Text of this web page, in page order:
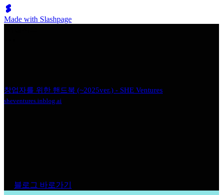
Made with Slashpage
창업자를 위한 핸드북 (~2025ver.) - SHE Ventures
sheventures.inblog.ai
블로그 바로가기